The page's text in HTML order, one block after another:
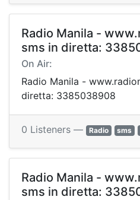
Radio Manila -
sms in diretta:
On Air:
Radio Manila -
diretta: 3385038908
0 Listeners — Radio sms
Radio Manila -
sms in diretta: